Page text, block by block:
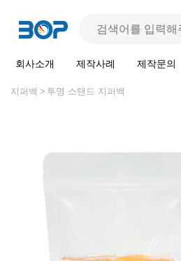
회사소개 제작사례 제작문의
지퍼백 투명 스탠드 지퍼백